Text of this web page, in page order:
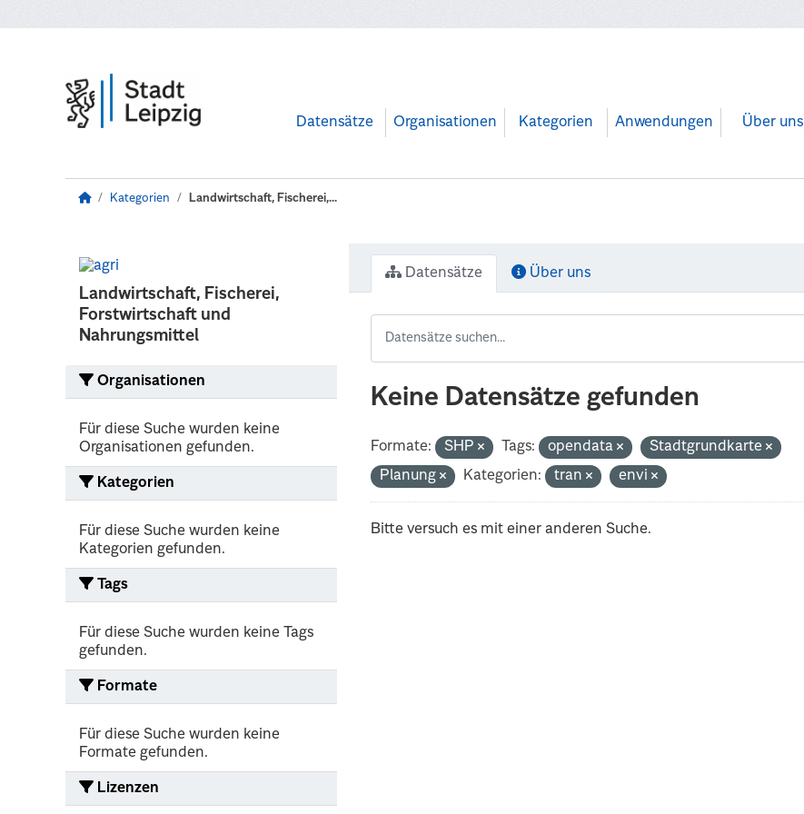
Datensätze Organisationen Kategorien Anwendungen Über uns
Kategorien Landwirtschaft, Fischerei,...
Landwirtschaft, Fischerei,
Forstwirtschaft und
Nahrungsmittel
Organisationen
Für diese Suche wurden keine
Organisationen gefunden.
Kategorien
Für diese Suche wurden keine
Kategorien gefunden.
Tags
Für diese Suche wurden keine Tags
gefunden.
Formate
Für diese Suche wurden keine
Formate gefunden.
Lizenzen
Datensätze Über uns
Keine Datensätze gefunden
Formate: SHP Tags: opendata
Stadtgrundkarte
Planung
Kategorien: tran envi
Bitte versuch es mit einer anderen Suche.